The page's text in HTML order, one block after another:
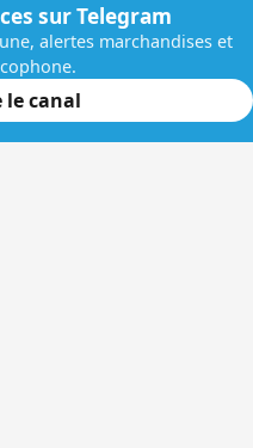
sur Telegram
alertes marchandises et
le canal